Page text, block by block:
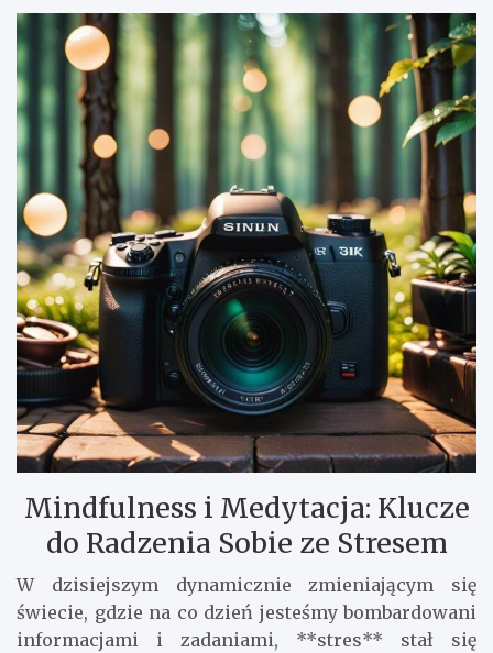
Mindfulness i Medytacja: Klucze
do Radzenia Sobie ze Stresem
W dzisiejszym dynamicznie zmieniającym się
świecie, gdzie na co dzień jesteśmy bombardowani
informacjami i zadaniami, **stres** stał się